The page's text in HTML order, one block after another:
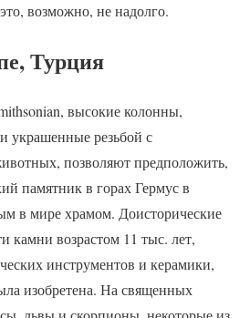
возможно, не надолго.
Турция
высокие колонны,
украшенные резьбой с
позволяют предположить,
памятник в горах Гермус в
в мире храмом. Доисторические
камни возрастом 11 тыс. лет,
инструментов и керамики,
изобретена. На священных